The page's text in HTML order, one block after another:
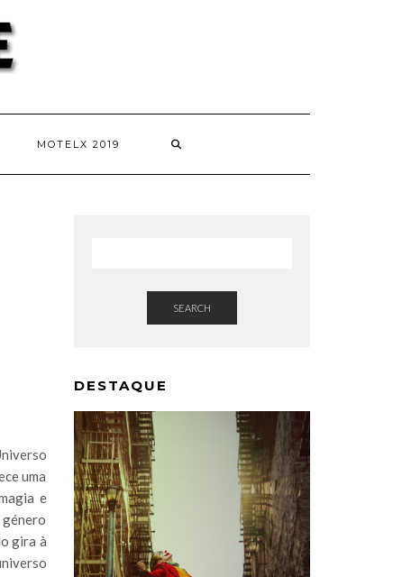
MOTELX 2019
uma
e
género
gira à
SEARCH
DESTAQUE